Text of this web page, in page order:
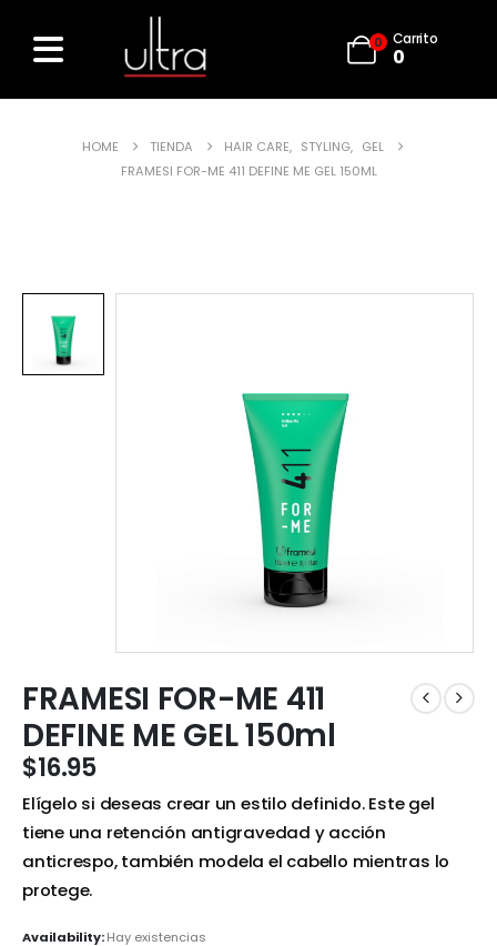
0 Carrito
0
HOME TIENDA HAIR CARE, STYLING, GEL
FRAMESI FOR-ME 411 DEFINE ME GEL 150ML
FRAMESI FOR-ME 411
DEFINE ME GEL 150ml
$16.95
Elígelo si deseas crear un estilo definido. Este gel
tiene una retención antigravedad y acción
anticrespo, también modela el cabello mientras lo
protege.
Availability:Hay existencias